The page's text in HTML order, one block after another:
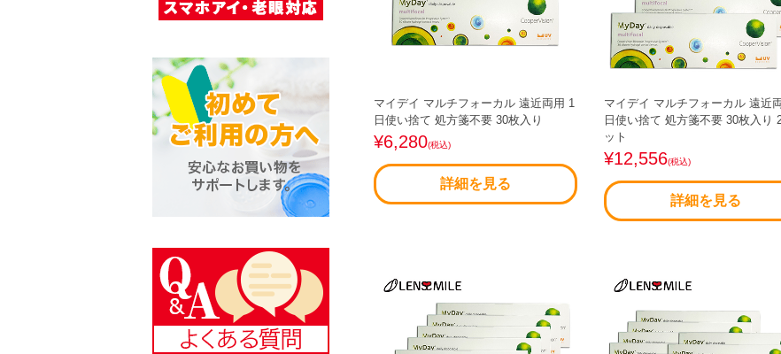
マイデイ マルチフォーカル 遠近両用 1
日使い捨て 処方箋不要 30枚入り
¥6,280(税込)
詳細を見る
マイデイ マルチフォーカル 遠近
日使い捨て 処方箋不要 30枚入り
ット
¥12,556(税込)
詳細を見る